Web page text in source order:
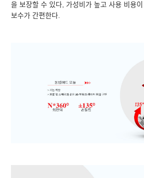
을 보장할 수 있다, 가성비가 높고 사용 비용
보수가 간편한다.